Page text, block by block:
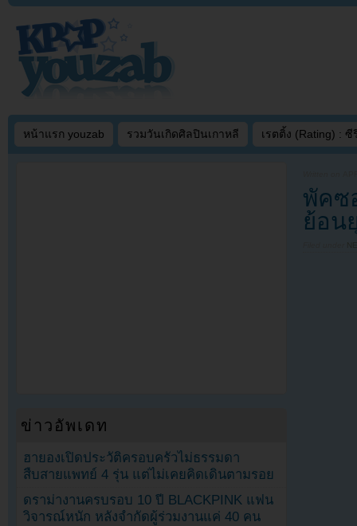
หน้าแรก youzab รวมวันเกิดศิลปินเกาหลี เรตติ้ง (Rating) : ซี
พัคซ
ย้อน
ข่าวอัพเดท
ฮายองเปิดประวัติครอบครัวไม่ธรรมดา
สืบสายแพทย์ 4 รุ่น แต่ไม่เคยคิดเดินตามรอย
ดราม่างานครบรอบ 10 ปี BLACKPINK แฟน
วิจารณ์หนัก หลังจำกัดผู้ร่วมงานแค่ 40 คน